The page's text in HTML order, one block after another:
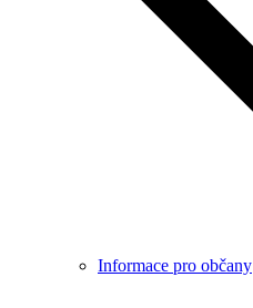
Informace pro občany